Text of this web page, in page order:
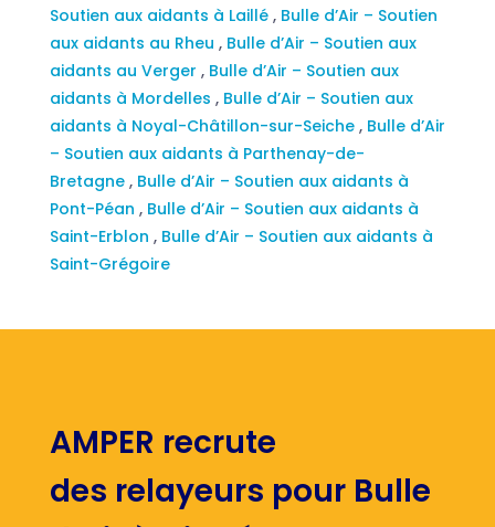
Soutien aux aidants à Laillé , Bulle d’Air – Soutien
aux aidants au Rheu , Bulle d’Air – Soutien aux
aidants au Verger , Bulle d’Air – Soutien aux
aidants à Mordelles , Bulle d’Air – Soutien aux
aidants à Noyal-Châtillon-sur-Seiche , Bulle d’Air
– Soutien aux aidants à Parthenay-de-
Bretagne , Bulle d’Air – Soutien aux aidants à
Pont-Péan , Bulle d’Air – Soutien aux aidants à
Saint-Erblon , Bulle d’Air – Soutien aux aidants à
Saint-Grégoire
AMPER recrute
des relayeurs pour Bulle